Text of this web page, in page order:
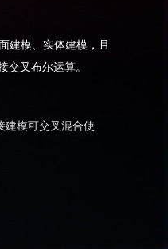
建模、实体建模，且
交叉布尔运算。
建模可交叉混合使